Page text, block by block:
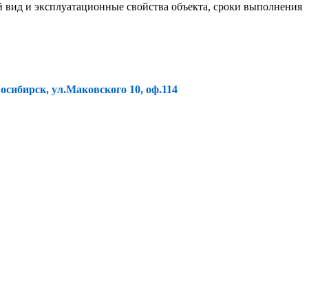
и эксплуатационные свойства объекта, сроки выполнения
ул.Маковского 10, оф.114